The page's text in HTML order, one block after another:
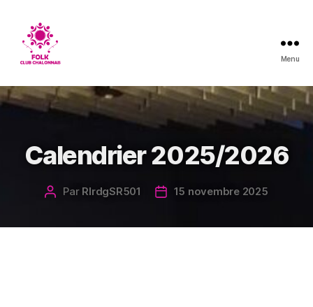
Club
Chalonnais
Menu
Catégories
Calendrier 2025/2026
Auteur
Par RlrdgSR501
Date15 novembre 2025